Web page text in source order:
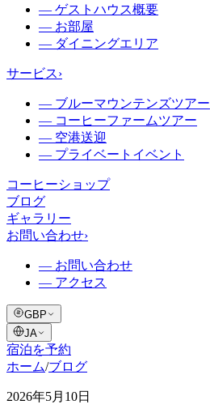
— ゲストハウス概要
— お部屋
— ダイニングエリア
サービス›
— ブルーマウンテンズツアー
— コーヒーファームツアー
— 空港送迎
— プライベートイベント
コーヒーショップ
ブログ
ギャラリー
お問い合わせ›
— お問い合わせ
— アクセス
GBP
JA
宿泊を予約
ホーム/ブログ
2026年5月10日